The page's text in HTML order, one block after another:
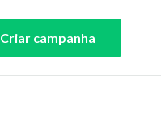
Criar campanha